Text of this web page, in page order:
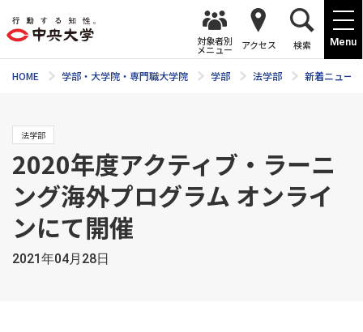
Menu
対象者別
メニュー アクセス 検索
HOME 学部・大学院・専門職大学院 学部 法学部 新着ニュース
法学部
2020年度アクティブ・ラーニ
ング海外プログラム オンライ
ンにて開催
2021年04月28日